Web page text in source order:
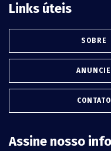
Links úteis
SOBRE
ANUNCIE
CONTATO
Assine nosso